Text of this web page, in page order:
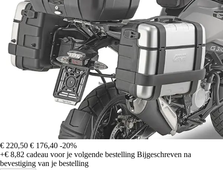
€ 220,50 € 176,40 -20%
+€ 8,82 cadeau voor je volgende bestelling Bijgeschreven na
bevestiging van je bestelling